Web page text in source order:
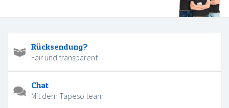
Rücksendung?
Fair und transparent
Chat
Mit dem Tapeso team